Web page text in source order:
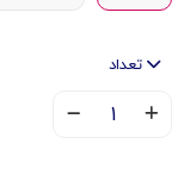
تعداد
۱